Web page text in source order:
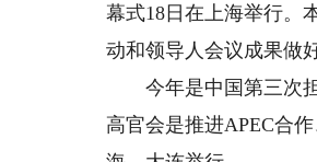
幕式18日在上海举行。
动和领导人会议成果做
今年是中国第三次担
高官会是推进APEC合